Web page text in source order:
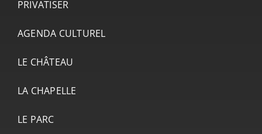
PRIVATISER
AGENDA CULTUREL
LE CHÂTEAU
LA CHAPELLE
LE PARC